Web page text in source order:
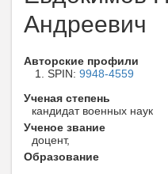
Андреевич
Авторские профили
SPIN: 9948-4559
Ученая степень
кандидат военных наук
Ученое звание
доцент,
Образование